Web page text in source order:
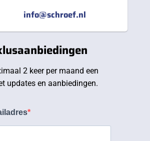
info@schroef.nl
2 keer per maand een
updates en aanbiedingen.